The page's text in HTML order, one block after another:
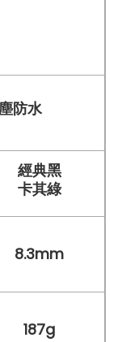
防水
經典黑
卡其綠
8.3mm
187g